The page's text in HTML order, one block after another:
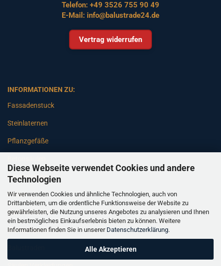
Diese Webseite verwendet Cookies und andere
Technologien
Wir verwenden Cookies und ähnliche Technologien, auch von
Drittanbietern, um die ordentliche Funktionsweise der Website zu
gewährleisten, die Nutzung unseres Angebotes zu analysieren und Ihnen
ein bestmögliches Einkaufserlebnis bieten zu können. Weitere
Informationen finden Sie in unserer Datenschutzerklärung.
Alle Akzeptieren
Telefon: +49 3526 755 90 49
E-Mail: info@balustrade24.de
Vertrag widerrufen
INFORMATIONEN ZU:
Fassadenstuck
Steinlaternen
Pflanzgefäße
Gartenbänke
Pfeiler
Gartenbrunnen
Gartenfiguren